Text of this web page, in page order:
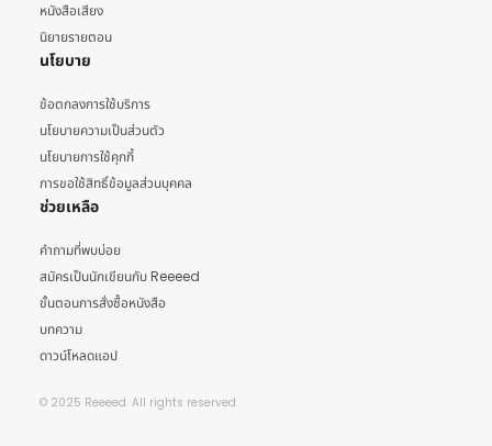
หนังสือเสียง
นิยายรายตอน
นโยบาย
ข้อตกลงการใช้บริการ
นโยบายความเป็นส่วนตัว
นโยบายการใช้คุกกี้
การขอใช้สิทธิ์ข้อมูลส่วนบุคคล
ช่วยเหลือ
คำถามที่พบบ่อย
สมัครเป็นนักเขียนกับ Reeeed
ขั้นตอนการสั่งซื้อหนังสือ
บทความ
ดาวน์โหลดแอป
© 2025 Reeeed. All rights reserved.